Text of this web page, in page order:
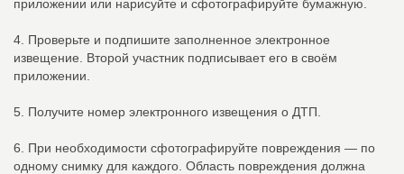
приложении или нарисуйте и сфотографируйте бумажную.
4. Проверьте и подпишите заполненное электронное
извещение. Второй участник подписывает его в своём
приложении.
5. Получите номер электронного извещения о ДТП.
6. При необходимости сфотографируйте повреждения — по
одному снимку для каждого. Область повреждения должна